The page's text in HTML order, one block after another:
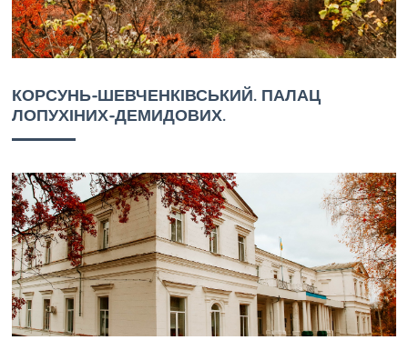
КОРСУНЬ-ШЕВЧЕНКІВСЬКИЙ. ПАЛАЦ
ЛОПУХІНИХ-ДЕМИДОВИХ.